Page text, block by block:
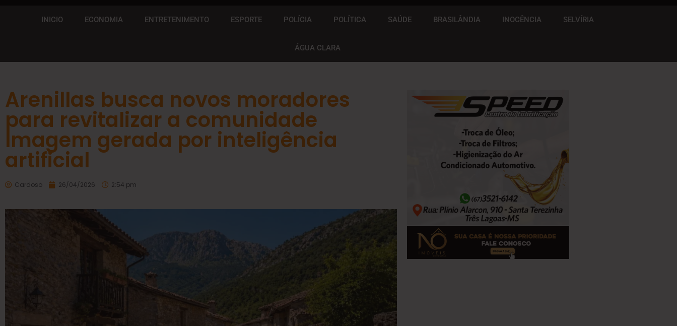
INICIO ECONOMIA ENTRETENIMENTO ESPORTE POLÍCIA POLÍTICA SAÚDE BRASILÂNDIA INOCÊNCIA SELVÍRIA
ÁGUA CLARA
Arenillas busca novos moradores
para revitalizar a comunidade
Imagem gerada por inteligência
artificial
Cardoso 26/04/2026 2:54 pm